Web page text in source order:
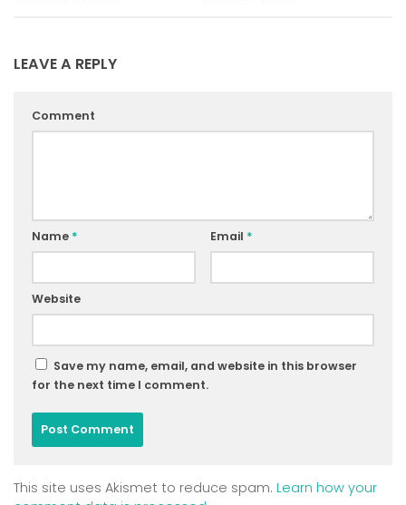
LEAVE A REPLY
Comment
Name * Email *
Website
Save my name, email, and website in this browser
for the next time I comment.
This site uses Akismet to reduce spam. Learn how your